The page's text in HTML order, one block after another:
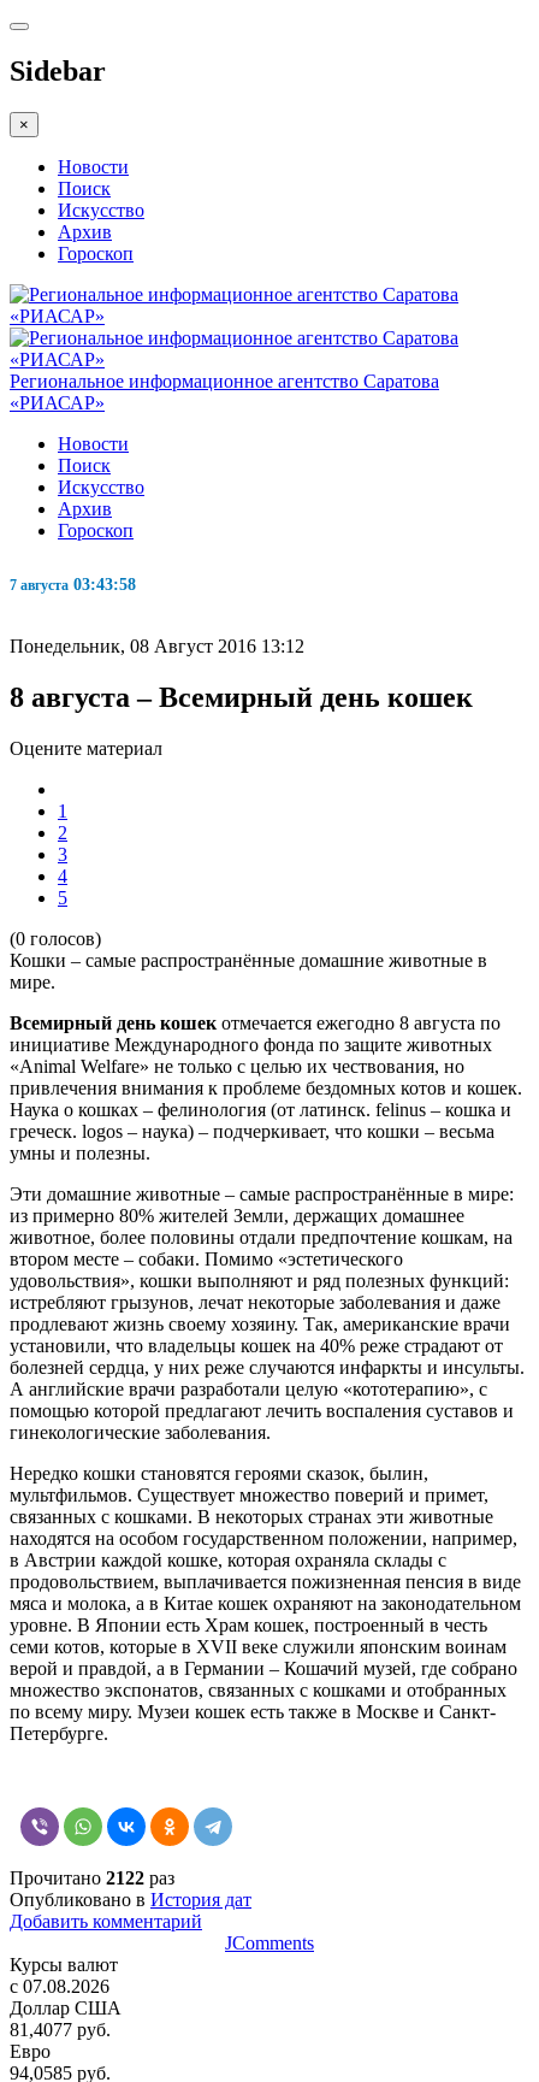
Sidebar
×
Новости
Поиск
Искусство
Архив
Гороскоп
Региональное информационное агентство Саратова
«РИАСАР»
Новости
Поиск
Искусство
Архив
Гороскоп
7 августа 03:43:58
Понедельник, 08 Август 2016 13:12
8 августа – Всемирный день кошек
Оцените материал
1
2
3
4
5
(0 голосов)
Кошки – самые распространённые домашние животные в
мире.
Всемирный день кошек отмечается ежегодно 8 августа по
инициативе Международного фонда по защите животных
«Animal Welfare» не только с целью их чествования, но
привлечения внимания к проблеме бездомных котов и кошек.
Наука о кошках – фелинология (от латинск. felinus – кошка и
греческ. logos – наука) – подчеркивает, что кошки – весьма
умны и полезны.
Эти домашние животные – самые распространённые в мире:
из примерно 80% жителей Земли, держащих домашнее
животное, более половины отдали предпочтение кошкам, на
втором месте – собаки. Помимо «эстетического
удовольствия», кошки выполняют и ряд полезных функций:
истребляют грызунов, лечат некоторые заболевания и даже
продлевают жизнь своему хозяину. Так, американские врачи
установили, что владельцы кошек на 40% реже страдают от
болезней сердца, у них реже случаются инфаркты и инсульты.
А английские врачи разработали целую «кототерапию», с
помощью которой предлагают лечить воспаления суставов и
гинекологические заболевания.
Нередко кошки становятся героями сказок, былин,
мультфильмов. Существует множество поверий и примет,
связанных с кошками. В некоторых странах эти животные
находятся на особом государственном положении, например,
в Австрии каждой кошке, которая охраняла склады с
продовольствием, выплачивается пожизненная пенсия в виде
мяса и молока, а в Китае кошек охраняют на законодательном
уровне. В Японии есть Храм кошек, построенный в честь
семи котов, которые в XVII веке служили японским воинам
верой и правдой, а в Германии – Кошачий музей, где собрано
множество экспонатов, связанных с кошками и отобранных
по всему миру. Музеи кошек есть также в Москве и Санкт-
Петербурге.
Прочитано 2122 раз
Опубликовано в История дат
Добавить комментарий
JComments
Курсы валют
c 07.08.2026
Доллар США
81,4077 руб.
Евро
94,0585 руб.